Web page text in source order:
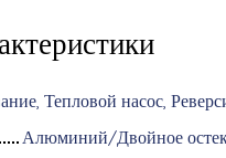
Тепловой насос,
Алюминий/Двойное